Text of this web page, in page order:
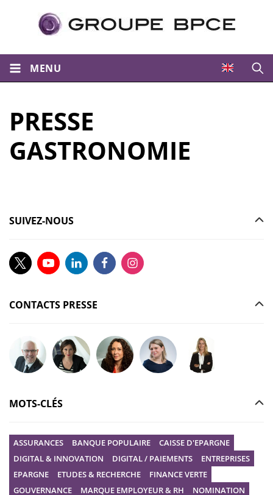
MENU
PRESSE
GASTRONOMIE
SUIVEZ-NOUS
CONTACTS PRESSE
Poser votre question à Christophe GILBERT
Poser votre question à Fanny KERECKI
Poser votre question à Mélissa
Poser votre question à Marine
Poser votre question
MOTS-CLÉS
ASSURANCES BANQUE POPULAIRE
CAISSE D'EPARGNE
DIGITAL & INNOVATION
DIGITAL / PAIEMENTS
ENTREPRISES
EPARGNE
ETUDES & RECHERCHE
FINANCE VERTE
GOUVERNANCE
MARQUE EMPLOYEUR & RH
NOMINATION